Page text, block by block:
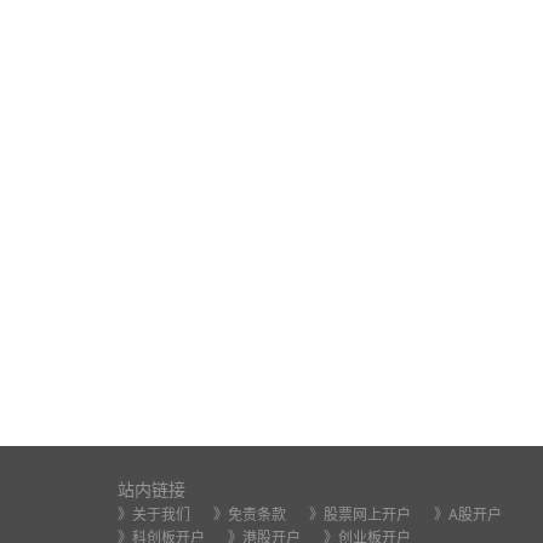
站内链接
》关于我们 》免责条款 》股票网上开户
》A股开户
》科创板开户
》港股开户 》创业板开户